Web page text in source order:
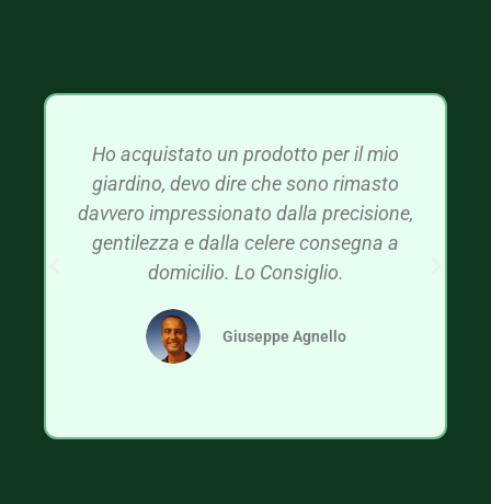
Ho acquistato un prodotto per il mio
giardino, devo dire che sono rimasto
davvero impressionato dalla precisione,
gentilezza e dalla celere consegna a
domicilio. Lo Consiglio.
Giuseppe Agnello